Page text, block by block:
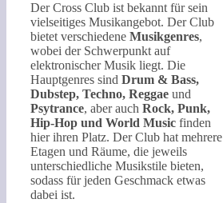
Der Cross Club ist bekannt für sein
vielseitiges Musikangebot. Der Club
bietet verschiedene Musikgenres,
wobei der Schwerpunkt auf
elektronischer Musik liegt. Die
Hauptgenres sind Drum & Bass,
Dubstep, Techno, Reggae und
Psytrance, aber auch Rock, Punk,
Hip-Hop und World Music finden
hier ihren Platz. Der Club hat mehrere
Etagen und Räume, die jeweils
unterschiedliche Musikstile bieten,
sodass für jeden Geschmack etwas
dabei ist.